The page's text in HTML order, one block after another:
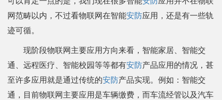
网范畴以内，不过看物联网在智能安防应用，还是有一些轨
迹可循。
现阶段物联网主要应用方向来看，智能家居、智能交
通、远程医疗、智能校园等等都有安防产品应用的情况，甚
至许多应用就是通过传统的安防产品实现。例如：智能交
通，目前物联网主要应用是车辆缴费，而车流经管以及汽车